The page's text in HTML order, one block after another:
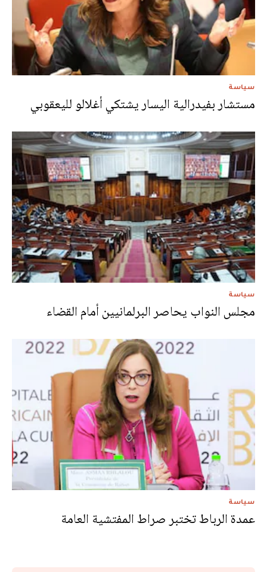
سياسة
مستشار بفيدرالية اليسار يشتكي أغلالو لليعقوبي
سياسة
مجلس النواب يحاصر البرلمانيين أمام القضاء
سياسة
عمدة الرباط تختبر صراط المفتشية العامة